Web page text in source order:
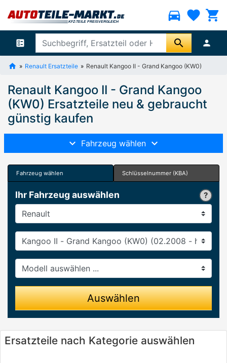
directions_car favorite shopping_cart
ballot search person
Renault Ersatzteile Renault Kangoo II - Grand Kangoo (KW0)
Renault Kangoo II - Grand Kangoo
(KW0) Ersatzteile neu & gebraucht
günstig kaufen
Fahrzeug wählen
Fahrzeug wählen Schlüsselnummer (KBA)
Ihr Fahrzeug auswählen
Hersteller
Baureihe
Modell
Auswählen
Ersatzteile nach Kategorie auswählen